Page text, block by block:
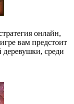
онлайн,
вам предстоит
среди